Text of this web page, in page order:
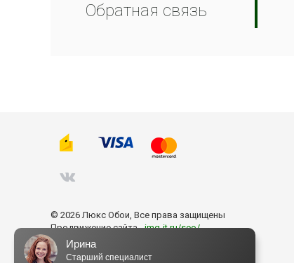
Обратная связь
© 2026 Люкс Обои, Все права защищены
Продвижение сайта -img-it.ru/seo/
Ирина
Старший специалист